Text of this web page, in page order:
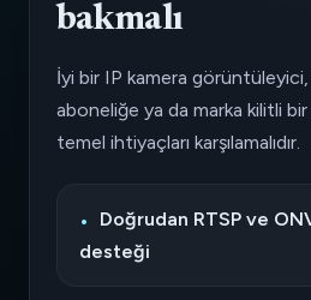
bakmalı
İyi bir IP kamera
aboneliğe ya da marka kilitli bir
temel ihtiyaçları karşılamalıdır.
Doğrudan RTSP ve
desteği